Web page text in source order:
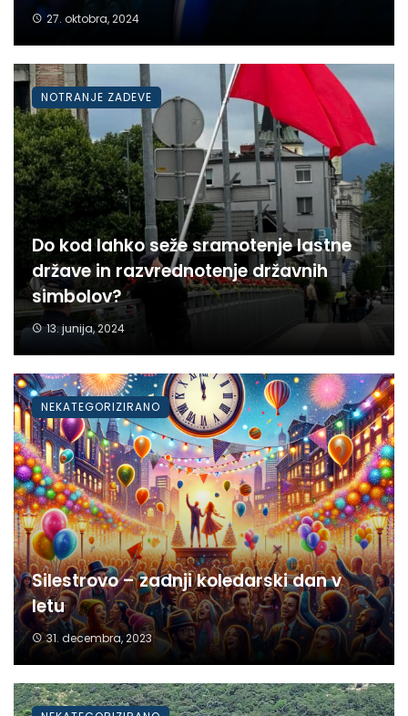
27. oktobra, 2024
Do kod lahko seže sramotenje lastne
države in razvrednotenje državnih
simbolov?
13. junija, 2024
NOTRANJE ZADEVE
Silestrovo – zadnji koledarski dan v
letu
31. decembra, 2023
NEKATEGORIZIRANO